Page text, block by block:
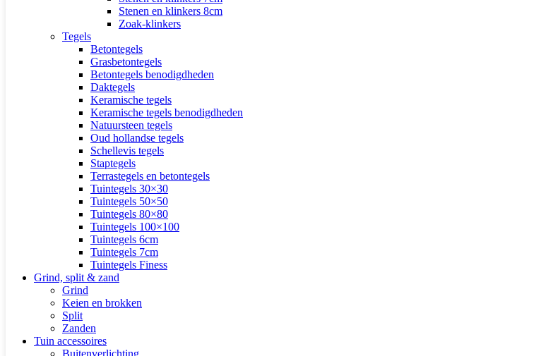
Stenen en klinkers 8cm
Zoak-klinkers
Tegels
Betontegels
Grasbetontegels
Betontegels benodigdheden
Daktegels
Keramische tegels
Keramische tegels benodigdheden
Natuursteen tegels
Oud hollandse tegels
Schellevis tegels
Staptegels
Terrastegels en betontegels
Tuintegels 30×30
Tuintegels 50×50
Tuintegels 80×80
Tuintegels 100×100
Tuintegels 6cm
Tuintegels 7cm
Tuintegels Finess
Grind, split & zand
Grind
Keien en brokken
Split
Zanden
Tuin accessoires
Buitenverlichting